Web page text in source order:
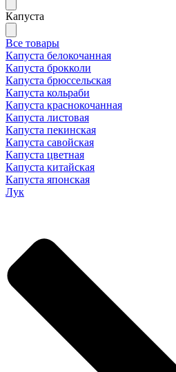
Капуста
Все товары
Капуста белокочанная
Капуста брокколи
Капуста брюссельская
Капуста кольраби
Капуста краснокочанная
Капуста листовая
Капуста пекинская
Капуста савойская
Капуста цветная
Капуста китайская
Капуста японская
Лук